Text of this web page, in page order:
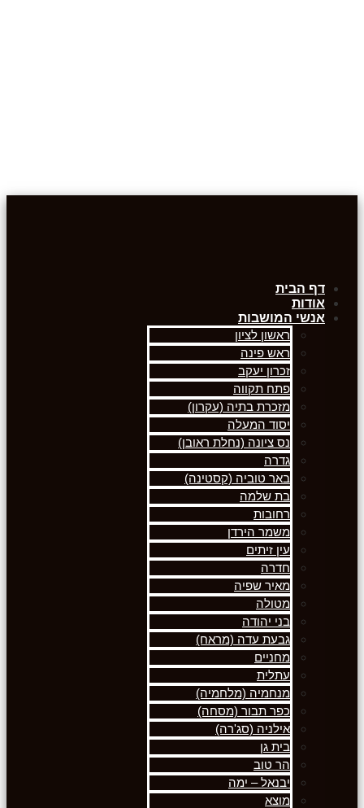
דף הבית
אודות
אנשי המושבות
ראשון לציון
ראש פינה
זכרון יעקב
פתח תקווה
מזכרת בתיה (עקרון)
יסוד המעלה
נס ציונה (נחלת ראובן)
גדרה
באר טוביה (קסטינה)
בת שלמה
רחובות
משמר הירדן
עין זיתים
חדרה
מאיר שפיה
מטולה
בני יהודה
גבעת עדה (מראח)
מחניים
עתלית
מנחמיה (מלחמיה)
כפר תבור (מסחה)
אילניה (סג'רה)
בית גן
הר טוב
יבנאל – ימה
מוצא